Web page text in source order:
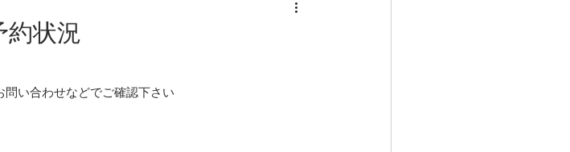
月間予定表
状況
問い合わせなどでご確認下さい